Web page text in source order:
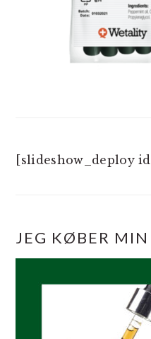
[slideshow_deploy
JEG KØBER